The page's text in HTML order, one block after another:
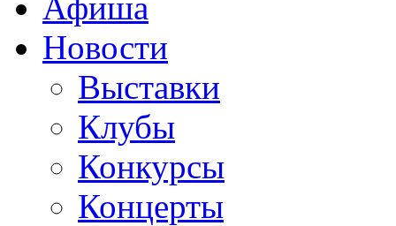
Новости
Выставки
Клубы
Конкурсы
Концерты